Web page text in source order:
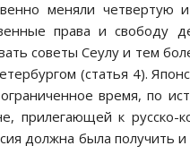
меняли
права и свободу
советы Сеулу и тем
(статья 4).
время, по
прилегающей к русско-
должна была получить